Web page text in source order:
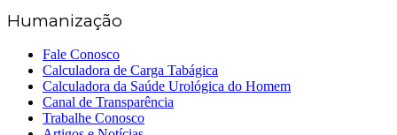
Humanização
Fale Conosco
Calculadora de Carga Tabágica
Calculadora da Saúde Urológica do Homem
Canal de Transparência
Trabalhe Conosco